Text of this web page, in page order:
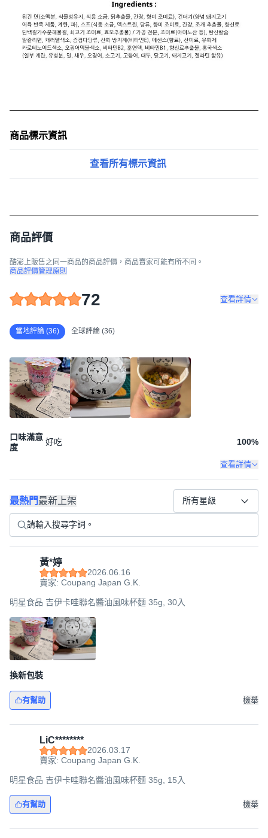
商品標示資訊
查看所有標示資訊
商品評價
酷澎上販售之同一商品的商品評價，商品賣家可能有所不同。
商品評價管理原則
72 查看詳情
當地評論 (36) 全球評論 (36)
口味滿意
度
好吃 100%
查看詳情
最熱門最新上架 所有星級
黃*婷
2026.06.16
賣家: Coupang Japan G.K.
明星食品 吉伊卡哇聯名醬油風味杯麵 35g, 30入
換新包裝
有幫助 檢舉
LiC********
2026.03.17
賣家: Coupang Japan G.K.
明星食品 吉伊卡哇聯名醬油風味杯麵 35g, 15入
有幫助 檢舉